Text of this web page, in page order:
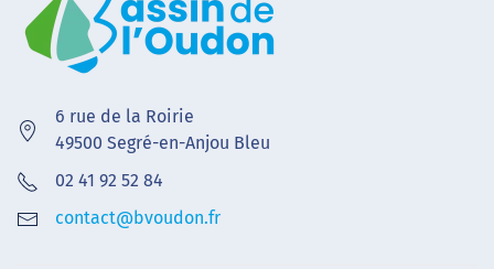
6 rue de la Roirie
49500 Segré-en-Anjou Bleu
02 41 92 52 84
contact@bvoudon.fr